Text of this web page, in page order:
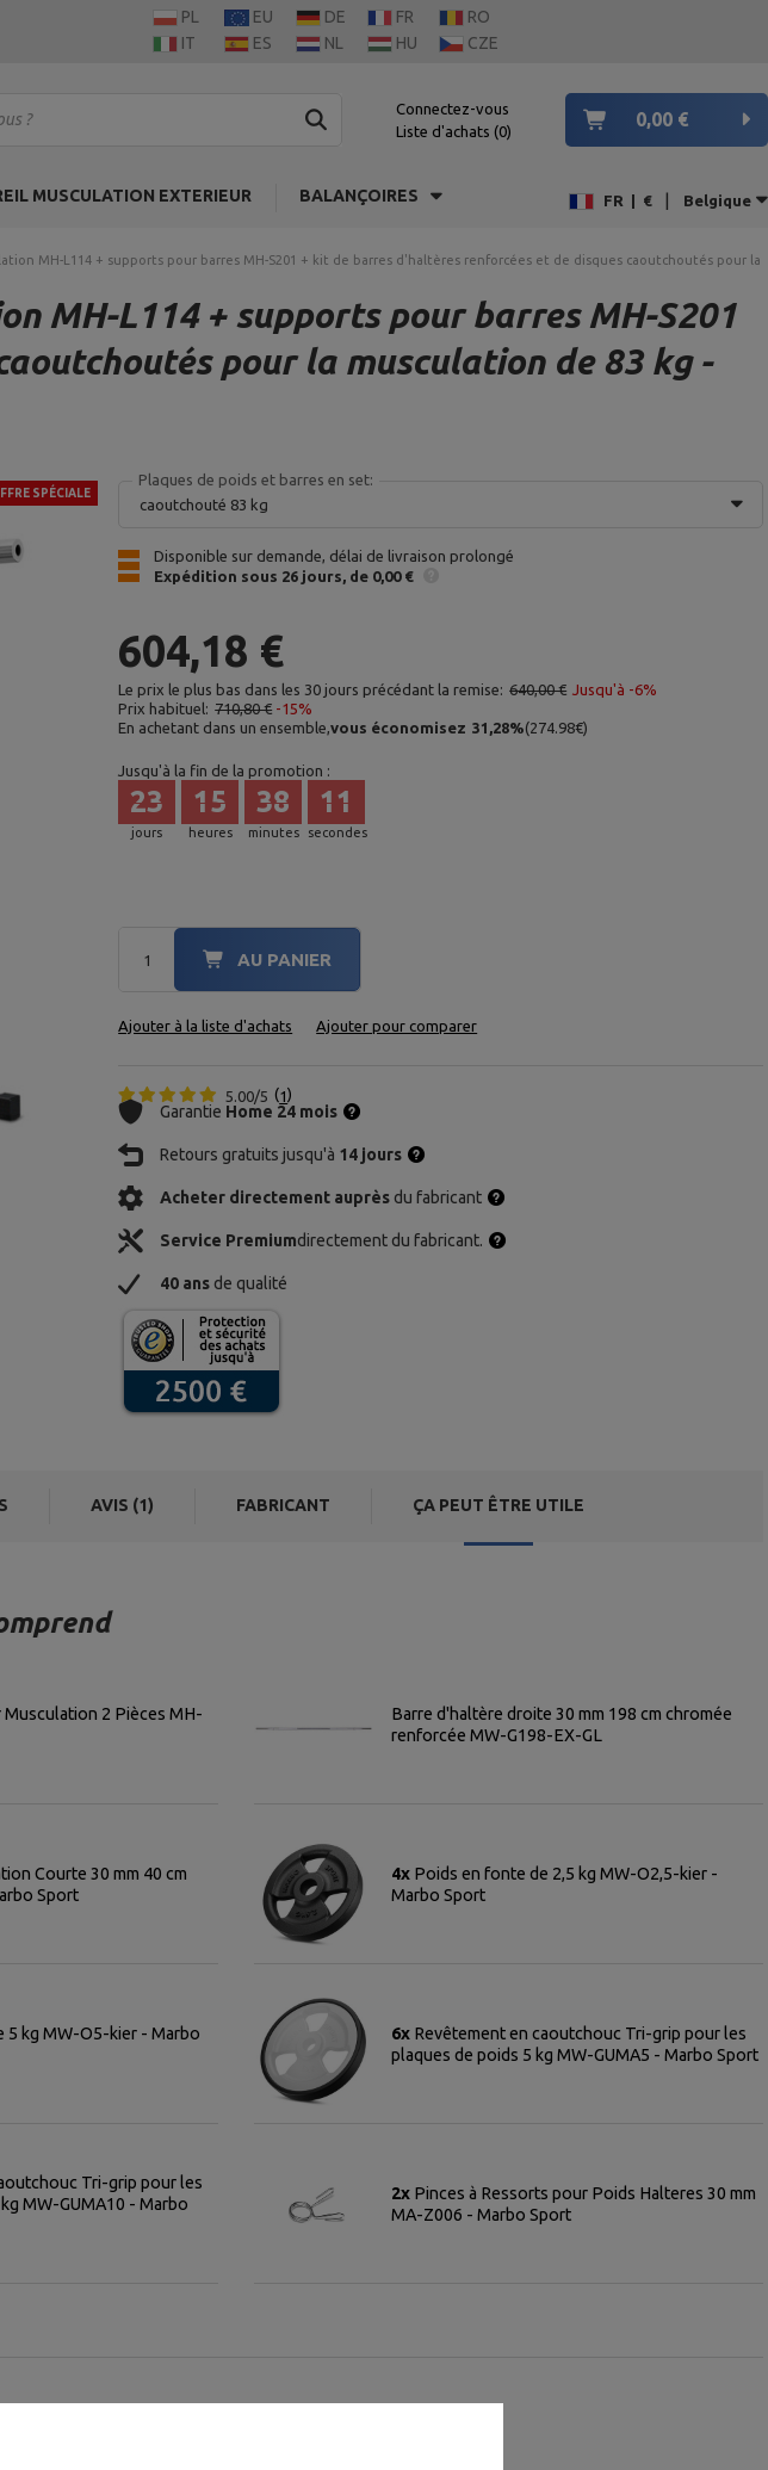
PL EU DE FR
RO
IT
ES NL HU CZE
Connectez-vous
Liste d'achats 0
0,00 €
MUSCULATION EXTERIEUR BALANÇOIRES FR € | Belgique
MH-L114 + supports pour barres MH-S201 + kit de barres d'haltères renforcées et de disques caoutchoutés pour
MH-L114 + supports pour barres MH-S201
pour la musculation de 83 kg -
SPÉCIALE
Plaques de poids et barres en set:
caoutchouté 83 kg
Disponible sur demande, délai de livraison prolongé
Expédition sous 26 jours de 0,00 €
604,18 €
Le prix le plus bas dans les 30 jours précédant la remise: 640,00 € Jusqu'à -6%
Prix habituel: 710,80 € -15%
En achetant dans un ensemble,vous économisez 31,28%(274.98€)
Jusqu'à la fin de la promotion :
jours
23
heures
15
minutes
38
secondes
10
5.00/5 1
AU PANIER
Ajouter à la liste d'achats Ajouter pour comparer
Garantie Home 24 mois
Retours gratuits jusqu'à 14 jours
Acheter directement auprès du fabricant
Service Premiumdirectement du fabricant.
40 ans de qualité
AVIS (1) FABRICANT ÇA PEUT ÊTRE UTILE
2 Pièces MH-
Barre d'haltère droite 30 mm 198 cm chromée
renforcée MW-G198-EX-GL
Courte 30 mm 40 cm
Sport
4x Poids en fonte de 2,5 kg MW-O2,5-kier -
Marbo Sport
5 kg MW-O5-kier - Marbo
6x Revêtement en caoutchouc Tri-grip pour les
plaques de poids 5 kg MW-GUMA5 - Marbo Sport
Tri-grip pour les
MW-GUMA10 - Marbo
2x Pinces à Ressorts pour Poids Halteres 30 mm
MA-Z006 - Marbo Sport